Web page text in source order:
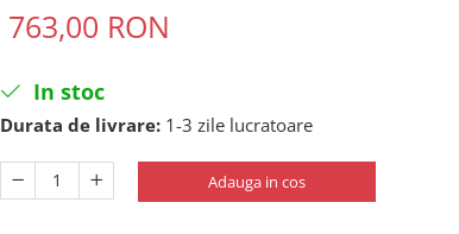
763,00 RON
In stoc
Durata de livrare: 1-3 zile lucratoare
Adauga in cos